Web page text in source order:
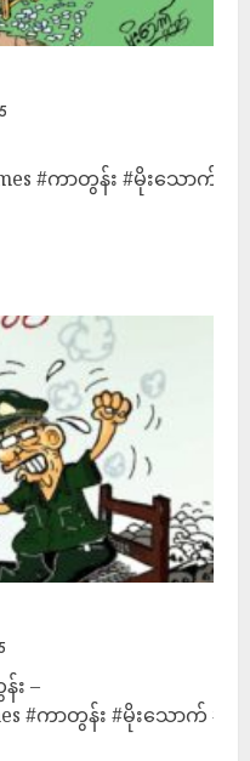
#ကာတွန်း #မိုးသောက်
း –
#ကာတွန်း #မိုးသောက် #က